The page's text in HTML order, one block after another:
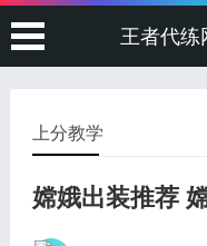
王者代练
上分教学
嫦娥出装推荐